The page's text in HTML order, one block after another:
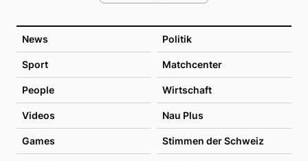
News Politik
Sport Matchcenter
People Wirtschaft
Videos Nau Plus
Games Stimmen der Schweiz